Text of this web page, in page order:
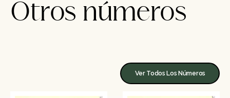
Otros números
Ver Todos Los Números